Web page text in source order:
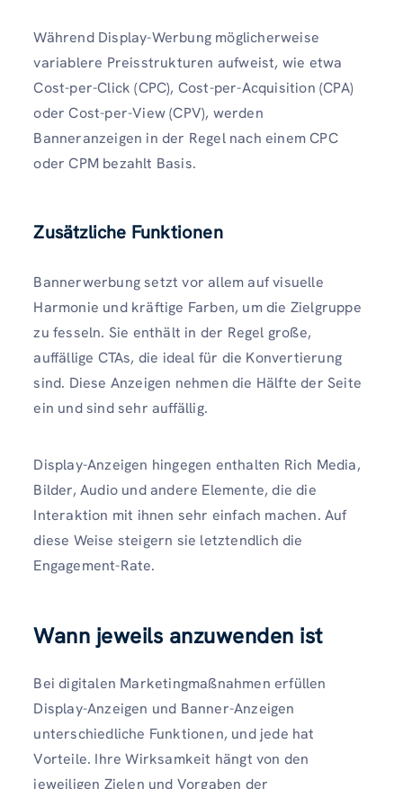
Während Display-Werbung möglicherweise
variablere Preisstrukturen aufweist, wie etwa
Cost-per-Click (CPC), Cost-per-Acquisition (CPA)
oder Cost-per-View (CPV), werden
Banneranzeigen in der Regel nach einem CPC
oder CPM bezahlt Basis.
Zusätzliche Funktionen
Bannerwerbung setzt vor allem auf visuelle
Harmonie und kräftige Farben, um die Zielgruppe
zu fesseln. Sie enthält in der Regel große,
auffällige CTAs, die ideal für die Konvertierung
sind. Diese Anzeigen nehmen die Hälfte der Seite
ein und sind sehr auffällig.
Display-Anzeigen hingegen enthalten Rich Media,
Bilder, Audio und andere Elemente, die die
Interaktion mit ihnen sehr einfach machen. Auf
diese Weise steigern sie letztendlich die
Engagement-Rate.
Wann jeweils anzuwenden ist
Bei digitalen Marketingmaßnahmen erfüllen
Display-Anzeigen und Banner-Anzeigen
unterschiedliche Funktionen, und jede hat
Vorteile. Ihre Wirksamkeit hängt von den
jeweiligen Zielen und Vorgaben der